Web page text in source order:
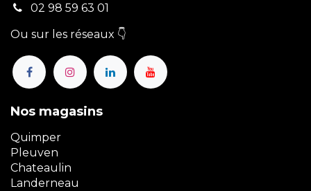
02 98 59 63 01
Ou sur les réseaux 👇
Nos magasins
Quimper
Pleuven
Chateaulin
Landerneau